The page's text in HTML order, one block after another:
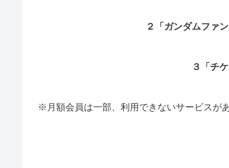
２「ガンダムファ
３「チ
※月額会員は一部、利用できないサービスが